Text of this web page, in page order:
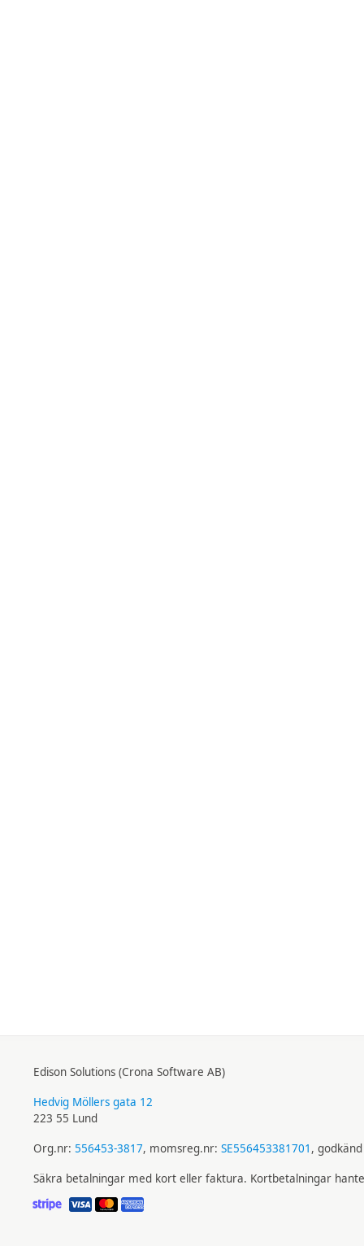
Edison Solutions (Crona Software AB)
Hedvig Möllers gata 12
223 55 Lund
Org.nr: 556453-3817, momsreg.nr: SE556453381701 ,
Säkra betalningar med kort eller faktura. Kortbetalningar